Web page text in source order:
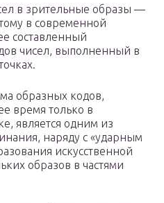
в зрительные образы —
в современной
составленный
чисел, выполненный в
образных кодов,
время только в
является одним из
наряду с «ударным
искусственной
образов в частями